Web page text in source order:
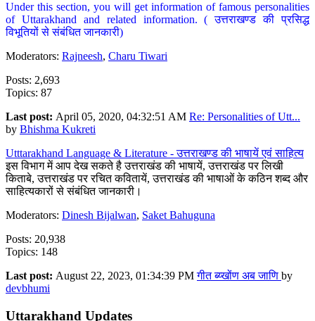
Under this section, you will get information of famous personalities
of Uttarakhand and related information. ( उत्तराखण्ड की प्रसिद्ध
विभूतियों से संबंधित जानकारी)
Moderators: Rajneesh, Charu Tiwari
Posts: 2,693
Topics: 87
Last post: April 05, 2020, 04:32:51 AM Re: Personalities of Utt...
by Bhishma Kukreti
Utttarakhand Language & Literature - उत्तराखण्ड की भाषायें एवं साहित्य
इस विभाग में आप देख सकते है उत्तराखंड की भाषायें, उत्तराखंड पर लिखी
किताबे, उत्तराखंड पर रचित कवितायें, उत्तराखंड की भाषाओं के कठिन शब्द और
साहित्यकारों से संबंधित जानकारी।
Moderators: Dinesh Bijalwan, Saket Bahuguna
Posts: 20,938
Topics: 148
Last post: August 22, 2023, 01:34:39 PMगीत ब्य्खोंण अब जाणि by
devbhumi
Uttarakhand Updates